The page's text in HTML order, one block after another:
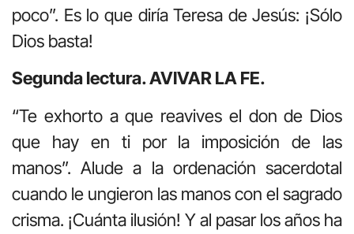
poco”. Es lo que diría Teresa de Jesús: ¡Sólo
Dios basta!
Segunda lectura. AVIVAR LA FE.
“Te exhorto a que reavives el don de Dios
que hay en ti por la imposición de las
manos”. Alude a la ordenación sacerdotal
cuando le ungieron las manos con el sagrado
crisma. ¡Cuánta ilusión! Y al pasar los años ha